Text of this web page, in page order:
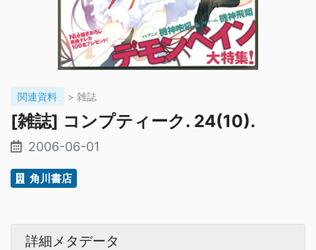
関連資料 > 雑誌
[雑誌] コンプティーク. 24(10).
2006-06-01
角川書店
詳細メタデータ